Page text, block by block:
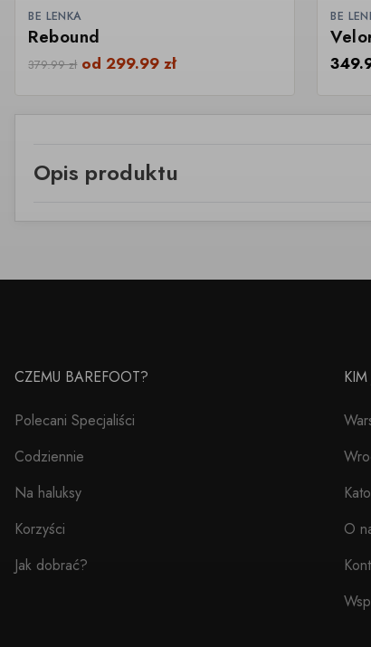
BE LENKA
Rebound
379.99zł od299.99zł
BE
Opis produktu
CZEMU BAREFOOT?
Polecani Specjaliści
Codziennie
Na haluksy
Korzyści
Jak dobrać?
KIM
O